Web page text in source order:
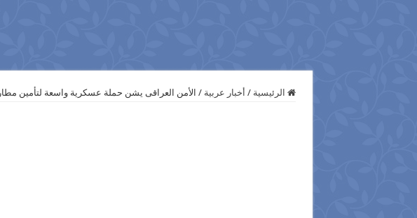
الرئيسية / أخبار عربية / الأمن العراقى يشن حملة عسكرية واسعة لتأمين